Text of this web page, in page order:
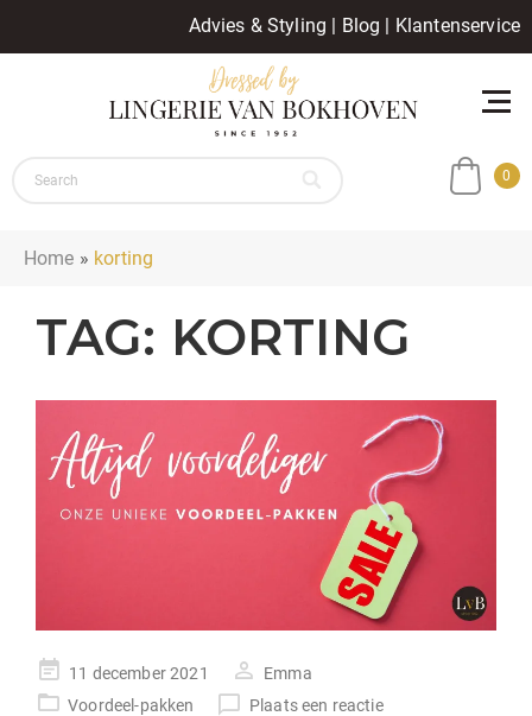
Advies & Styling | Blog | Klantenservice
0
Home » korting
TAG: KORTING
geplaatst
op
11 december 2021
Emma
Voordeel-pakken
Plaats een reactie